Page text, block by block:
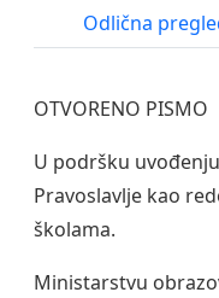
Odlična
OTVORENO PISMO
U podršku
Pravoslavlje kao
školama.
Ministarstvu